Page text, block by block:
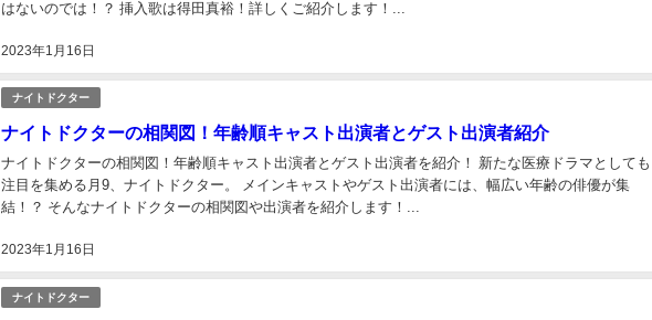
2023年1月16日
はないのでは！？ 挿入歌は得田真裕！詳しくご紹介します！...
ナイトドクター
ナイトドクターの相関図！年齢順キャスト出演者とゲスト出演者紹介
2023年1月16日
ナイトドクターの相関図！年齢順キャスト出演者とゲスト出演者を紹介！ 新たな医療ドラマとしても
注目を集める月9、ナイトドクター。 メインキャストやゲスト出演者には、幅広い年齢の俳優が集
結！？ そんなナイトドクターの相関図や出演者を紹介します！...
ナイトドクター